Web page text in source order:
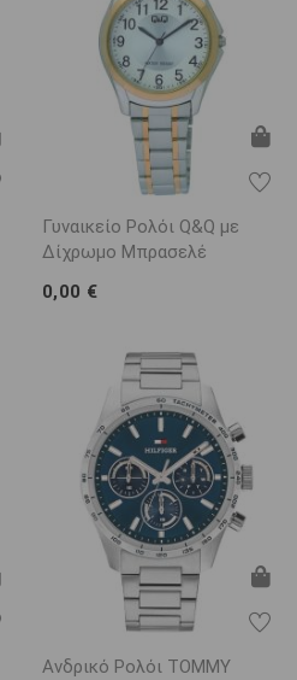
Γυναικείο Ρολόι Q&Q με
Δίχρωμο Μπρασελέ
0,00 €
Ανδρικό Ρολόι TOMMY